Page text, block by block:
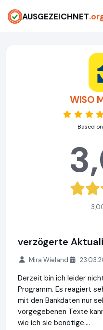
AUSGEZEICHNET
WISO
Based
verzögerte
Mira Wieland
Derzeit bin ich leider
Programm. Es reagiert
mit den Bankdaten nur
vorgegebenen Texte
wie ich sie benötige....